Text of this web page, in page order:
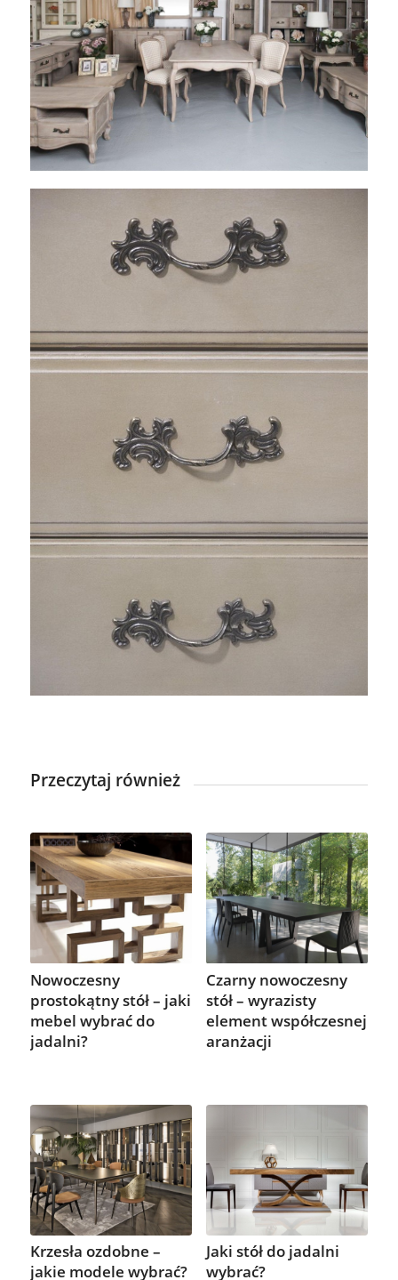
Przeczytaj również
Nowoczesny
prostokątny stół – jaki
mebel wybrać do
jadalni?
Czarny nowoczesny
stół – wyrazisty
element współczesnej
aranżacji
Krzesła ozdobne –
jakie modele wybrać?
Jaki stół do jadalni
wybrać?